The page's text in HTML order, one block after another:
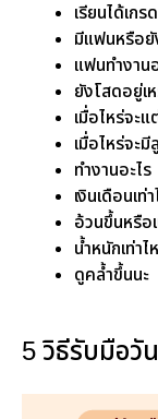
เรียนได้เกร
มีแฟนหรือยั
แฟนทำงาน
ยังโสดอยู่เ
เมื่อไหร่จะ
เมื่อไหร่จะมี
ทำงานอะไร
เงินเดือนเท่
อ้วนขึ้นหรือ
น้ำหนักเท่าไ
ดูคล้ำขึ้นนะ
5 วิธีรับมือวั